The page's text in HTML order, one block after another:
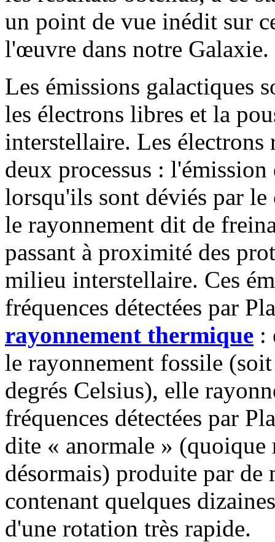
un point de vue inédit sur
l'œuvre dans notre Galaxie.
Les émissions galactiques
les électrons libres et la
interstellaire. Les
deux processus :
lorsqu'ils sont déviés par
le rayonnement dit de
passant à proximité des
milieu interstellaire. Ces
fréquences détectées par
rayonnement thermique :
le rayonnement fossile
degrés Celsius), elle
fréquences détectées par
dite « anormale »
désormais) produite par de
contenant quelques
d'une rotation très rapide.